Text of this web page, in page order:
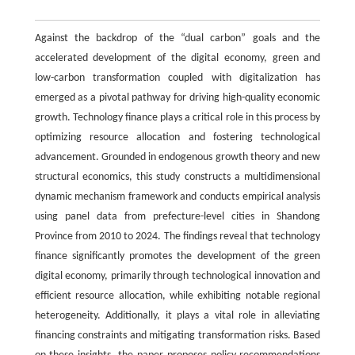
Against the backdrop of the “dual carbon” goals and the
accelerated development of the digital economy, green and
low-carbon transformation coupled with digitalization has
emerged as a pivotal pathway for driving high-quality economic
growth. Technology finance plays a critical role in this process by
optimizing resource allocation and fostering technological
advancement. Grounded in endogenous growth theory and new
structural economics, this study constructs a multidimensional
dynamic mechanism framework and conducts empirical analysis
using panel data from prefecture-level cities in Shandong
Province from 2010 to 2024. The findings reveal that technology
finance significantly promotes the development of the green
digital economy, primarily through technological innovation and
efficient resource allocation, while exhibiting notable regional
heterogeneity. Additionally, it plays a vital role in alleviating
financing constraints and mitigating transformation risks. Based